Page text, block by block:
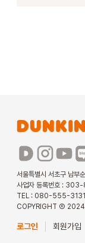
서울특별시 서초구 남
사업자 등록번호 :
TEL : 080-555-3131
COPYRIGHT Ⓒ 2024
로그인 회원가입